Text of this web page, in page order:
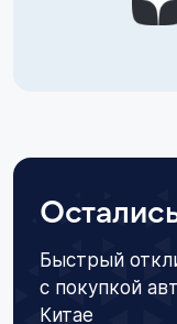
Быстрый
с покупкой
Китае